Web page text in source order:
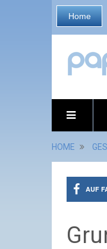
Home
HOME
AUF